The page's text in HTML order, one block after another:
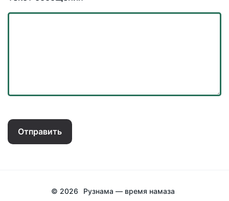
Отправить
© 2026 Рузнама — время намаза